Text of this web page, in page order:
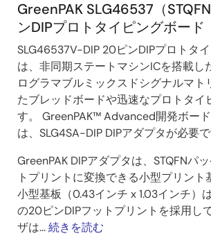
GreenPAK SLG46537（
ンDIPプロトタイピングボード
SLG46537V-DIP 20ピンDIPプロトタ
は、非同期ステートマシンICを搭載し
ログラマブルミックスドシグナルマト
たブレッドボードや迅速なプロトタイ
す。 GreenPAK™ Advanced開発ボー
は、SLG4SA-DIP DIPアダプタが必要で
GreenPAK DIPアダプタは、STQFNパ
トプリントに変換できる小型プリント
小型基板（0.43インチ x 1.03インチ）
の20ピンDIPフットプリントを採用し
ザは...続きを読む